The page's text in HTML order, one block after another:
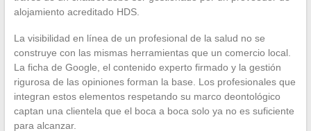
alojamiento acreditado HDS.
La visibilidad en línea de un profesional de la salud no se
construye con las mismas herramientas que un comercio local.
La ficha de Google, el contenido experto firmado y la gestión
rigurosa de las opiniones forman la base. Los profesionales que
integran estos elementos respetando su marco deontológico
captan una clientela que el boca a boca solo ya no es suficiente
para alcanzar.